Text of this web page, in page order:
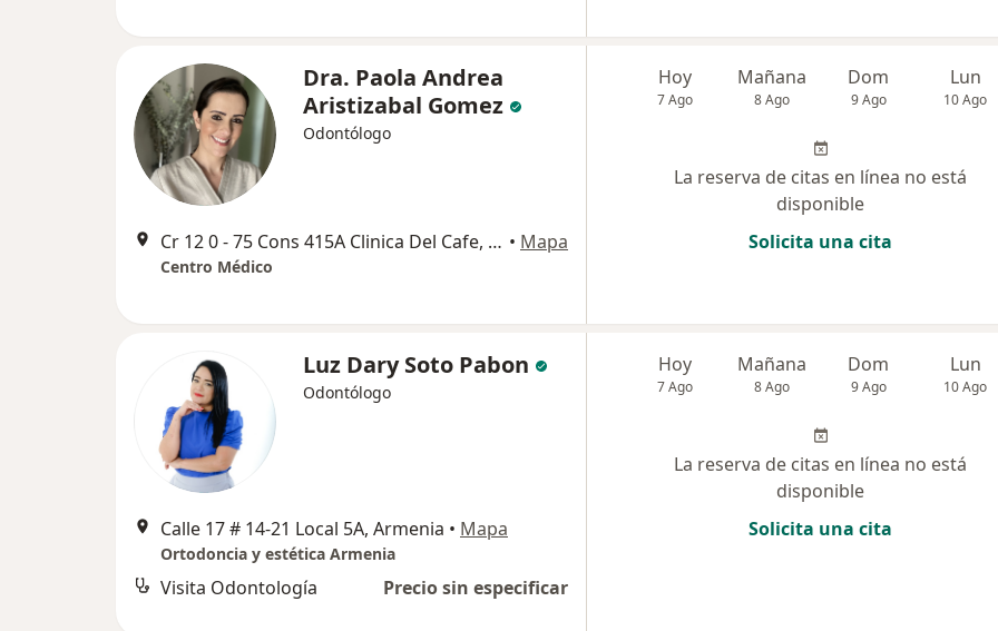
Dra. Paola Andrea
Aristizabal Gomez
Odontólogo
Cr 12 0 - 75 Cons 415A Clinica Del Cafe, Armenia • Mapa
Centro Médico
Hoy
7 Ago
Mañana
8 Ago
Dom
9 Ago
Lun
10 Ago
La reserva de citas en línea no está
disponible
Solicita una cita
Luz Dary Soto Pabon
Odontólogo
Calle 17 # 14-21 Local 5A, Armenia • Mapa
Ortodoncia y estética Armenia
Visita Odontología Precio sin especificar
Hoy
7 Ago
Mañana
8 Ago
Dom
9 Ago
Lun
10 Ago
La reserva de citas en línea no está
disponible
Solicita una cita